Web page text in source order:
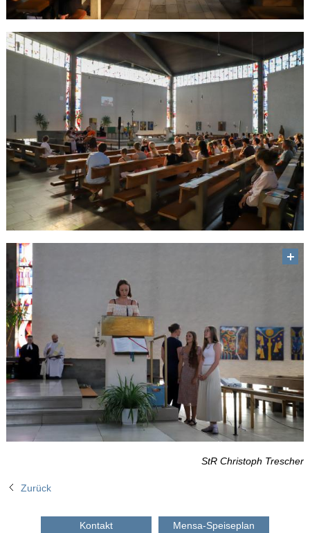
StR Christoph Trescher
Zurück
Kontakt Mensa-Speiseplan